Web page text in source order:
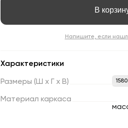
В
Напишите, если
Характеристики
Размеры (Ш х Г х В)
Материал каркаса